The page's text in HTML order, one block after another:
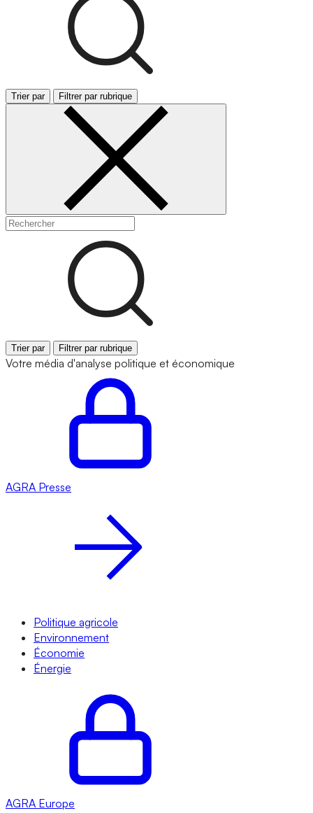
Trier par Filtrer par rubrique
Trier par Filtrer par rubrique
Votre média d'analyse politique et économique
AGRA Presse
Politique agricole
Environnement
Économie
Énergie
AGRA Europe